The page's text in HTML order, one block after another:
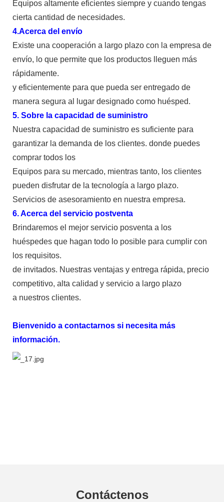
Equipos altamente eficientes siempre y cuando tengas
cierta cantidad de necesidades.
4.Acerca del envío
Existe una cooperación a largo plazo con la empresa de
envío, lo que permite que los productos lleguen más
rápidamente.
y eficientemente para que pueda ser entregado de
manera segura al lugar designado como huésped.
5. Sobre la capacidad de suministro
Nuestra capacidad de suministro es suficiente para
garantizar la demanda de los clientes. donde puedes
comprar todos los
Equipos para su mercado, mientras tanto, los clientes
pueden disfrutar de la tecnología a largo plazo.
Servicios de asesoramiento en nuestra empresa.
6. Acerca del servicio postventa
Brindaremos el mejor servicio posventa a los
huéspedes que hagan todo lo posible para cumplir con
los requisitos.
de invitados. Nuestras ventajas y entrega rápida, precio
competitivo, alta calidad y servicio a largo plazo
a nuestros clientes.
Bienvenido a contactarnos si necesita más
información.
Contáctenos